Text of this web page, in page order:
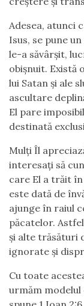
Adesea, atunci
Isus, se pune
le-a săvârșit,
obișnuit. Există
lui Satan și ale
ascultare
El pare
destinată
Mulți Îl
interesați să
care El a trăit
este dată de
ajunge în raiul
păcatelor.
și alte trăsături
ignorate și
Cu toate
urmăm modelul